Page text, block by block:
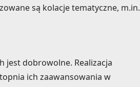
są kolacje tematyczne, m.in.
jest dobrowolne. Realizacja
ich zaawansowania w